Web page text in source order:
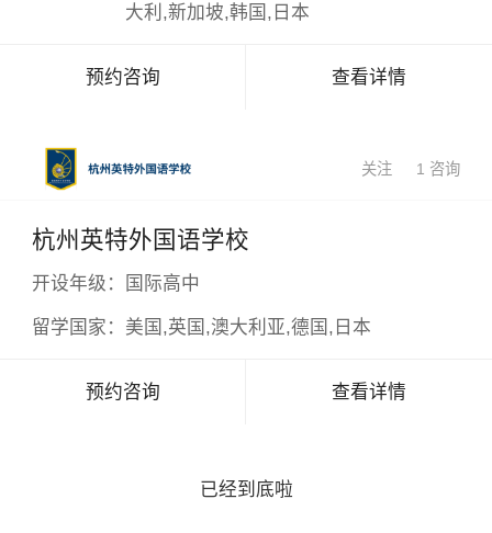
大利,新加坡,韩国,日本
预约咨询 查看详情
关注 1 咨询
杭州英特外国语学校
开设年级： 国际高中
留学国家： 美国,英国,澳大利亚,德国,日本
预约咨询 查看详情
已经到底啦